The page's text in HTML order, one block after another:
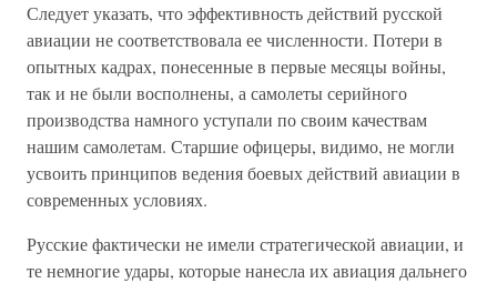
Следует указать, что эффективность действий русской
авиации не соответствовала ее численности. Потери в
опытных кадрах, понесенные в первые месяцы войны,
так и не были восполнены, а самолеты серийного
производства намного уступали по своим качествам
нашим самолетам. Старшие офицеры, видимо, не могли
усвоить принципов ведения боевых действий авиации в
современных условиях.
Русские фактически не имели стратегической авиации, и
те немногие удары, которые нанесла их авиация дальнего